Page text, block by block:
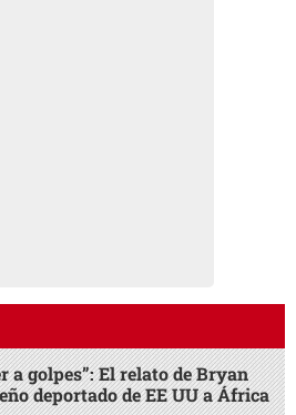
a golpes”: El relato de Bryan
deportado de EE UU a África